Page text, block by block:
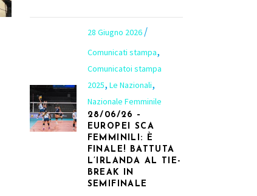
28 Giugno 2026
Comunicati stampa,
Comunicatoi stampa
2025, Le Nazionali,
Nazionale Femminile
28/06/26 –
EUROPEI SCA
FEMMINILI: È
FINALE! BATTUTA
L’IRLANDA AL TIE-
BREAK IN
SEMIFINALE